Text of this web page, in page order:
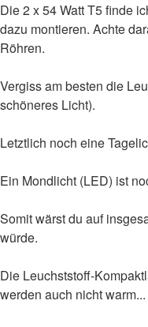
Die 2 x 54 Watt T5 finde
dazu montieren. Achte
Röhren.
Vergiss am besten die
schöneres Licht).
Letztlich noch eine
Ein Mondlicht (LED) ist
Somit wärst du auf
würde.
Die Leuchststoff-
werden auch nicht warm...